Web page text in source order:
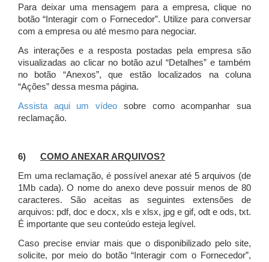
Para deixar uma mensagem para a empresa, clique no
botão “Interagir com o Fornecedor”. Utilize para conversar
com a empresa ou até mesmo para negociar.
As interações e a resposta postadas pela empresa são
visualizadas ao clicar no botão azul “Detalhes” e também
no botão “Anexos”, que estão localizados na coluna
“Ações” dessa mesma página.
Assista aqui um vídeo sobre como acompanhar sua
reclamação.
6) COMO ANEXAR ARQUIVOS?
Em uma reclamação, é possível anexar até 5 arquivos (de
1Mb cada). O nome do anexo deve possuir menos de 80
caracteres. São aceitas as seguintes extensões de
arquivos: pdf, doc e docx, xls e xlsx, jpg e gif, odt e ods, txt.
É importante que seu conteúdo esteja legível.
Caso precise enviar mais que o disponibilizado pelo site,
solicite, por meio do botão “Interagir com o Fornecedor”,